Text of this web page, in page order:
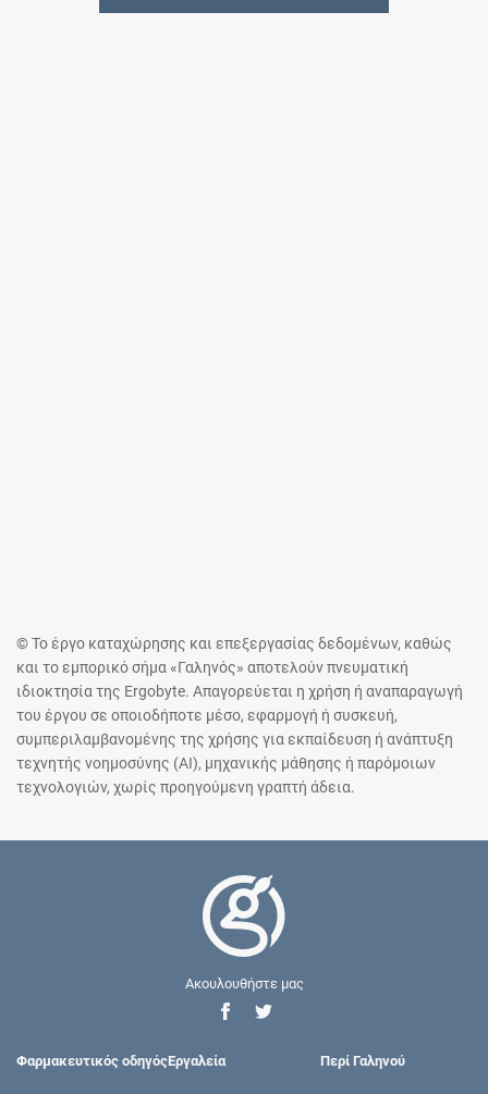
© Το έργο καταχώρησης και επεξεργασίας δεδομένων, καθώς
και το εμπορικό σήμα «Γαληνός» αποτελούν πνευματική
ιδιοκτησία της Ergobyte. Απαγορεύεται η χρήση ή αναπαραγωγή
του έργου σε οποιοδήποτε μέσο, εφαρμογή ή συσκευή,
συμπεριλαμβανομένης της χρήσης για εκπαίδευση ή ανάπτυξη
τεχνητής νοημοσύνης (AI), μηχανικής μάθησης ή παρόμοιων
τεχνολογιών, χωρίς προηγούμενη γραπτή άδεια.
Ακουλουθήστε μας
Φαρμακευτικός οδηγόςΕργαλεία Περί Γαληνού